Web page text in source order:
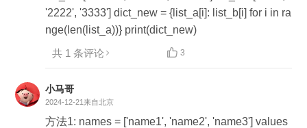
'2222', '3333'] dict_new = {list_a[i]: list_b[i] for i in ra
nge(len(list_a))} print(dict_new)
共 1 条评论
 3
小马哥
2024-12-21来自北京
方法1: names = ['name1', 'name2', 'name3'] values